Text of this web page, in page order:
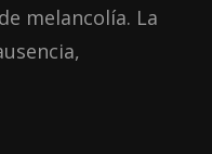
melancolía. La